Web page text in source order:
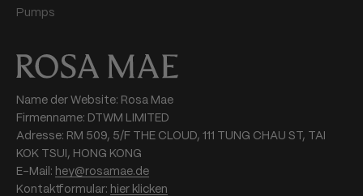
Pumps
Name der Website: Rosa Mae
Firmenname: DTWM LIMITED
Adresse: RM 509, 5/F THE CLOUD, 111 TUNG CHAU ST, TAI
KOK TSUI, HONG KONG
E-Mail: hey@rosamae.de
Kontaktformular: hier klicken